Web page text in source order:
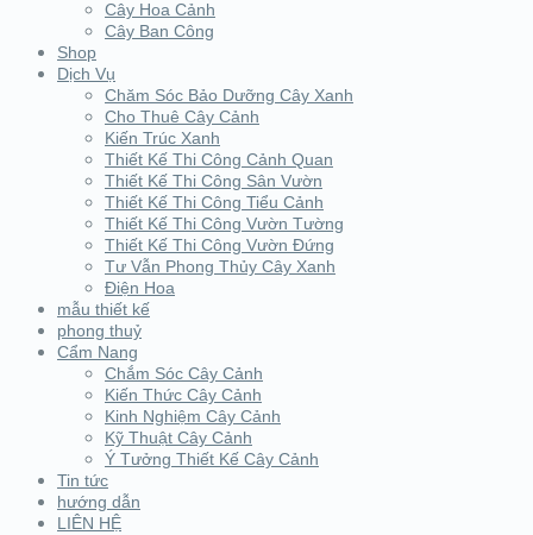
Cây Hoa Cảnh
Cây Ban Công
Shop
Dịch Vụ
Chăm Sóc Bảo Dưỡng Cây Xanh
Cho Thuê Cây Cảnh
Kiến Trúc Xanh
Thiết Kế Thi Công Cảnh Quan
Thiết Kế Thi Công Sân Vườn
Thiết Kế Thi Công Tiểu Cảnh
Thiết Kế Thi Công Vườn Tường
Thiết Kế Thi Công Vườn Đứng
Tư Vẫn Phong Thủy Cây Xanh
Điện Hoa
mẫu thiết kế
phong thuỷ
Cẩm Nang
Chắm Sóc Cây Cảnh
Kiến Thức Cây Cảnh
Kinh Nghiệm Cây Cảnh
Kỹ Thuật Cây Cảnh
Ý Tưởng Thiết Kế Cây Cảnh
Tin tức
hướng dẫn
LIÊN HỆ